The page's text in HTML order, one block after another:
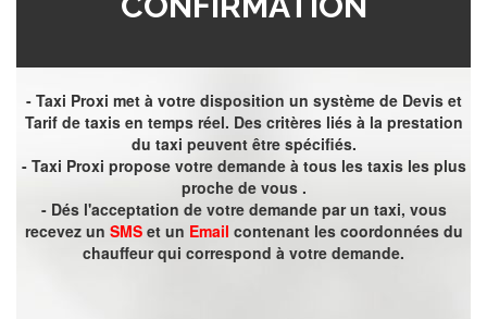
- Taxi Proxi met à votre disposition un système de Devis et
Tarif de taxis en temps réel. Des critères liés à la prestation
du taxi peuvent être spécifiés.
- Taxi Proxi propose votre demande à tous les taxis les plus
proche de vous .
- Dés l'acceptation de votre demande par un taxi, vous
recevez un SMSet un Email contenant les coordonnées du
chauffeur qui correspond à votre demande.